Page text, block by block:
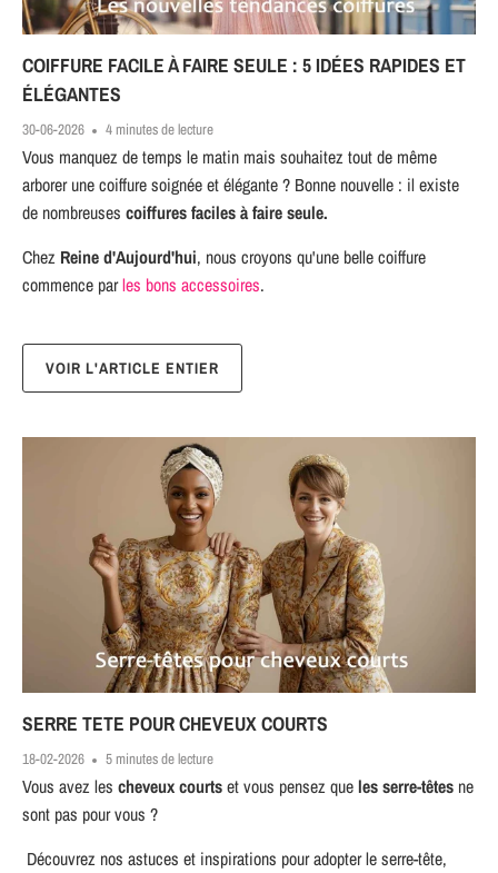
COIFFURE FACILE À FAIRE SEULE : 5 IDÉES RAPIDES ET
ÉLÉGANTES
30-06-2026 4 minutes de lecture
Vous manquez de temps le matin mais souhaitez tout de même
arborer une coiffure soignée et élégante ? Bonne nouvelle : il existe
de nombreuses coiffures faciles à faire seule.
Chez Reine d'Aujourd'hui, nous croyons qu'une belle coiffure
commence parles bons accessoires.
VOIR L'ARTICLE ENTIER
SERRE TETE POUR CHEVEUX COURTS
18-02-2026 5 minutes de lecture
Vous avez les cheveux courtset vous pensez queles serre-têtes ne
sont pas pour vous ?
Découvrez nos astuces et inspirations pour adopter le serre-tête,